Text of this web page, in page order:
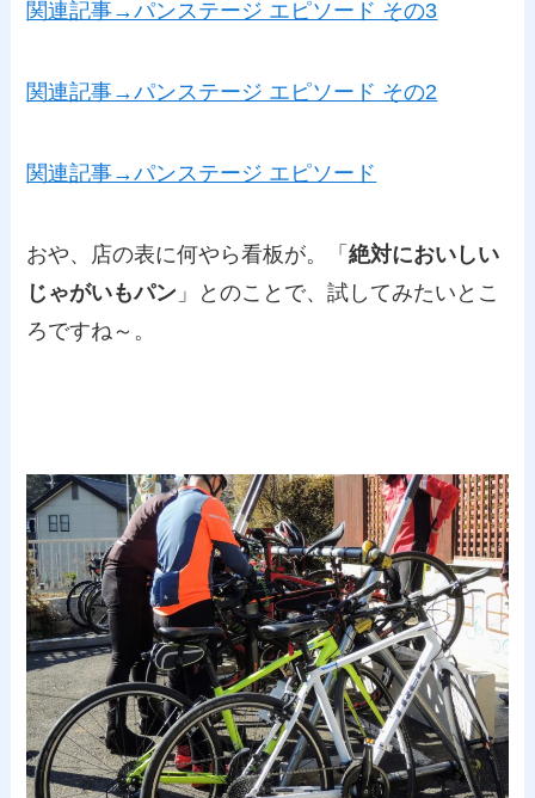
関連記事→パンステージ エピソード その3
関連記事→パンステージ エピソード その2
関連記事→パンステージ エピソード
おや、店の表に何やら看板が。「絶対においしい
じゃがいもパン 」とのことで、試してみたいとこ
ろですね～。